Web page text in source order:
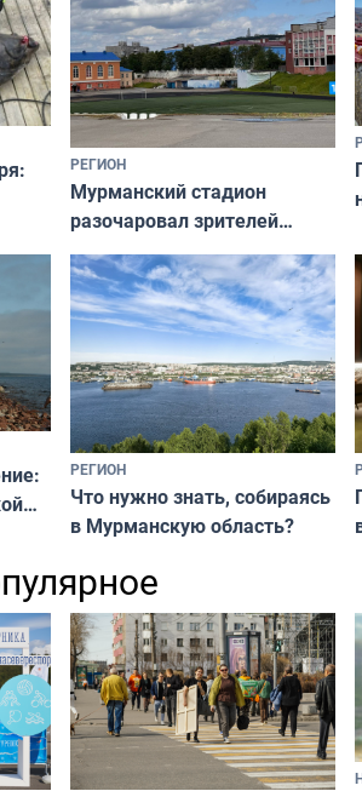
РЕГИОН
Мурманский стадион
разочаровал зрителей
матчей регионального
чемпионата
РЕГИОН
Что нужно знать, собираясь
в Мурманскую область?